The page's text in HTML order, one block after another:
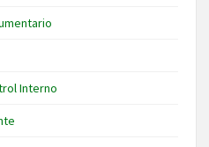
Interno